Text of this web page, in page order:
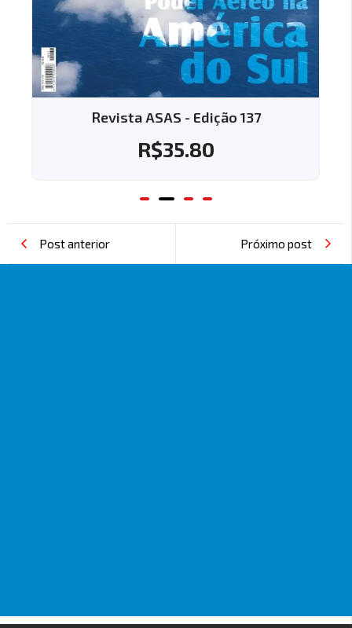
Revista ASAS - Edição 137
R$35.80
Post anterior Próximo post